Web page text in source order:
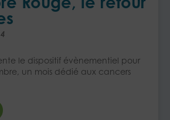
le dispositif évènementiel pour
un mois dédié aux cancers